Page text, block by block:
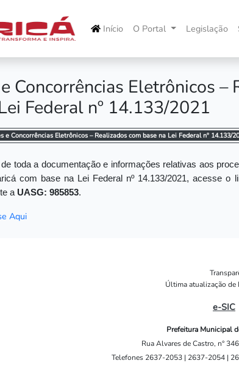
Início O Portal Legislação
Concorrências Eletrônicos –
Federal nº 14.133/2021
e Concorrências Eletrônicos – Realizados com base na Lei Federal nº 14.133/
toda a documentação e informações relativas aos
com base na Lei Federal nº 14.133/2021,acesse o
a UASG: 985853.
Aqui
Última atualização de
e-SIC
Prefeitura Municipal
Rua Alvares de Castro, n°
Telefones 2637-2053 | 2637-2054 |